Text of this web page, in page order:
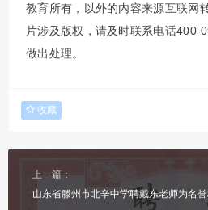
教育所有，以外的内容来源互联网
片涉及版权，请及时联系电话400-
做出处理。
收藏
上一篇：
山东省滕州市北辛中学聘戴东老师为名